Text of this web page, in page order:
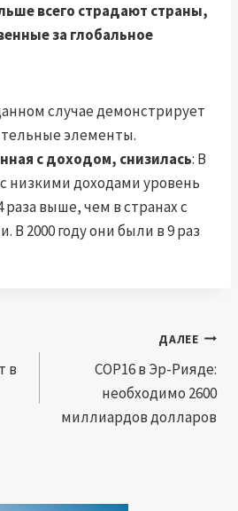
всего страдают страны,
за глобальное
случае демонстрирует
элементы.
с доходом, снизилась: В
с низкими доходами уровень
выше, чем в странах с
В 2000 году они были в 9 раз
в
ДАЛЕЕ
COP16 в Эр-Рияде:
необходимо 2600
миллиардов долларов